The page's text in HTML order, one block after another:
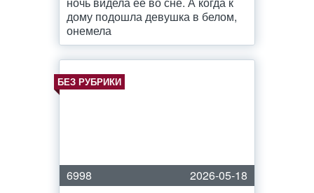
дому подошла девушка в белом,
онемела
БЕЗ РУБРИКИ
6998
2026-05-18